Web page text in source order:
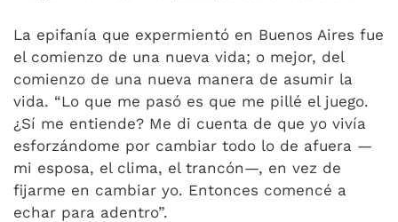
La epifanía que expermientó en Buenos Aires fue
el comienzo de una nueva vida; o mejor, del
comienzo de una nueva manera de asumir la
vida. “Lo que me pasó es que me pillé el juego.
¿Sí me entiende? Me di cuenta de que yo vivía
esforzándome por cambiar todo lo de afuera —
mi esposa, el clima, el trancón—, en vez de
fijarme en cambiar yo. Entonces comencé a
echar para adentro”.